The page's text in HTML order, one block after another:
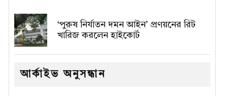
‘পুরুষ নির্যাতন দমন আইন’ প্রণয়নের রিট
খারিজ করলেন হাইকোর্ট
আর্কাইভ অনুসন্ধান